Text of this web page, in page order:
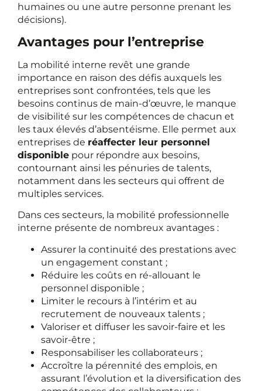
humaines ou une autre personne prenant les
décisions).
Avantages pour l’entreprise
La mobilité interne revêt une grande
importance en raison des défis auxquels les
entreprises sont confrontées, tels que les
besoins continus de main-d’œuvre, le manque
de visibilité sur les compétences de chacun et
les taux élevés d’absentéisme. Elle permet aux
entreprises de réaffecter leur personnel
disponible pour répondre aux besoins,
contournant ainsi les pénuries de talents,
notamment dans les secteurs qui offrent de
multiples services.
Dans ces secteurs, la mobilité professionnelle
interne présente de nombreux avantages :
Assurer la continuité des prestations avec
un engagement constant ;
Réduire les coûts en ré-allouant le
personnel disponible ;
Limiter le recours à l’intérim et au
recrutement de nouveaux talents ;
Valoriser et diffuser les savoir-faire et les
savoir-être ;
Responsabiliser les collaborateurs ;
Accroître la pérennité des emplois, en
assurant l’évolution et la diversification des